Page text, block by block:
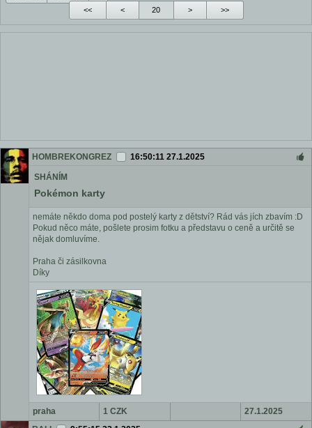
<< < > >>
HOMBREKONGREZ 16:50:11 27.1.2025
SHÁNÍM
Pokémon karty
nemáte někdo doma pod postelý karty z dětství? Rád vás jích zbavím :D
Pokud něco máte, pošlete prosim fotku a představu o ceně a určitě se
nějak domluvíme.
Praha či zásilkovna
Díky
praha 1 CZK
27.1.2025